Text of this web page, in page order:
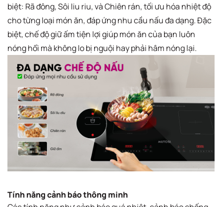
biệt: Rã đông, Sôi liu riu, và Chiên rán, tối ưu hóa nhiệt độ
cho từng loại món ăn, đáp ứng nhu cầu nấu đa dạng. Đặc
biệt, chế độ giữ ấm tiện lợi giúp món ăn của bạn luôn
nóng hổi mà không lo bị nguội hay phải hâm nóng lại.
Tính năng cảnh báo thông minh